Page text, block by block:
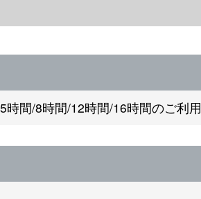
時間/8時間/12時間/16時間のご利用